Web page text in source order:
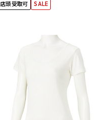
店頭受取可 SALE